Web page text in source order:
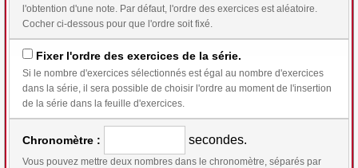
l'obtention d'une note. Par défaut, l'ordre des exercices est aléatoire.
Cocher ci-dessous pour que l'ordre soit fixé.
Fixer l'ordre des exercices de la série.
Si le nombre d'exercices sélectionnés est égal au nombre d'exercices
dans la série, il sera possible de choisir l'ordre au moment de l'insertion
de la série dans la feuille d'exercices.
Chronomètre : secondes.
Vous pouvez mettre deux nombres dans le chronomètre, séparés par